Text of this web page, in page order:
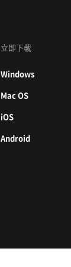
立即下載
Windows
Mac OS
iOS
Android